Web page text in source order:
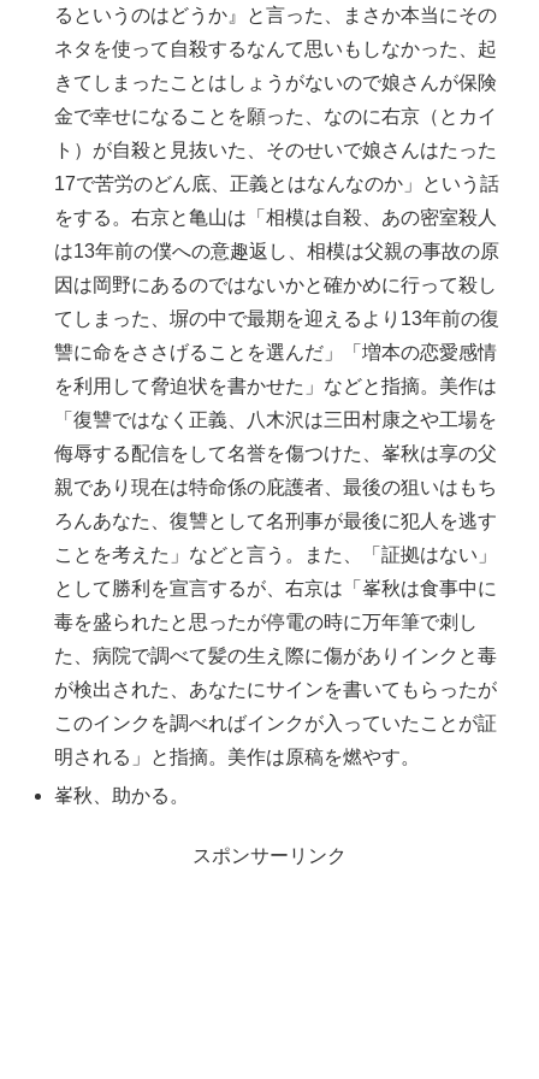
るというのはどうか』と言った、まさか本当にその
ネタを使って自殺するなんて思いもしなかった、起
きてしまったことはしょうがないので娘さんが保険
金で幸せになることを願った、なのに右京（とカイ
ト）が自殺と見抜いた、そのせいで娘さんはたった
17で苦労のどん底、正義とはなんなのか」という話
をする。右京と亀山は「相模は自殺、あの密室殺人
は13年前の僕への意趣返し、相模は父親の事故の原
因は岡野にあるのではないかと確かめに行って殺し
てしまった、塀の中で最期を迎えるより13年前の復
讐に命をささげることを選んだ」「増本の恋愛感情
を利用して脅迫状を書かせた」などと指摘。美作は
「復讐ではなく正義、八木沢は三田村康之や工場を
侮辱する配信をして名誉を傷つけた、峯秋は享の父
親であり現在は特命係の庇護者、最後の狙いはもち
ろんあなた、復讐として名刑事が最後に犯人を逃す
ことを考えた」などと言う。また、「証拠はない」
として勝利を宣言するが、右京は「峯秋は食事中に
毒を盛られたと思ったが停電の時に万年筆で刺し
た、病院で調べて髪の生え際に傷がありインクと毒
が検出された、あなたにサインを書いてもらったが
このインクを調べればインクが入っていたことが証
明される」と指摘。美作は原稿を燃やす。
峯秋、助かる。
スポンサーリンク